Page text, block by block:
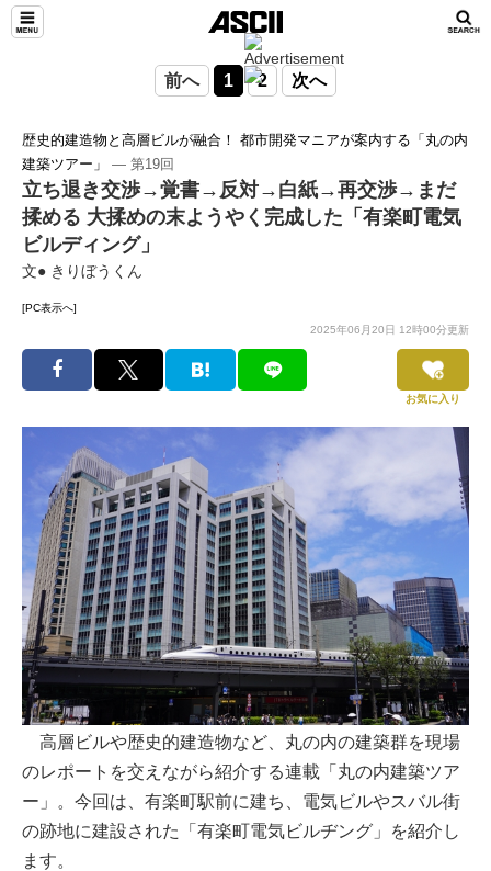
前へ 1 2 次へ
歴史的建造物と高層ビルが融合！ 都市開発マニアが案内する「丸の内
建築ツアー」 ― 第19回
立ち退き交渉→覚書→反対→白紙→再交渉→まだ
揉める 大揉めの末ようやく完成した「有楽町電気
ビルディング」
文● きりぼうくん
[PC表示へ]
2025年06月20日 12時00分更新
お気に入り
高層ビルや歴史的建造物など、丸の内の建築群を現場
のレポートを交えながら紹介する連載「丸の内建築ツア
ー」。今回は、有楽町駅前に建ち、電気ビルやスバル街
の跡地に建設された「有楽町電気ビルヂング」を紹介し
ます。